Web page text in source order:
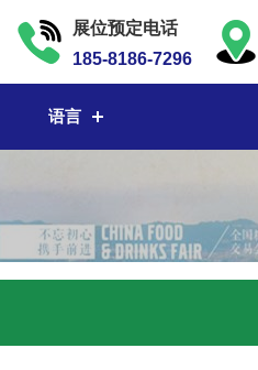
展位预定电话
185-8186-7296
语言